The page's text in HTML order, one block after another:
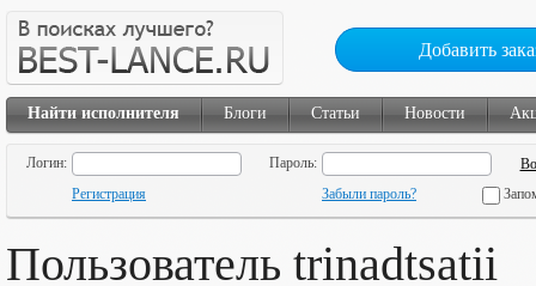
Добавить
Найти исполнителя Блоги Статьи Новости
Логин:
Пароль:
Регистрация
Забыли пароль?
Пользователь trinadtsatii